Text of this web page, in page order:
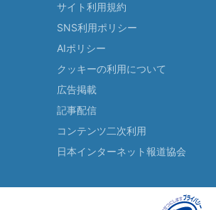
サイト利用規約
SNS利用ポリシー
AIポリシー
クッキーの利用について
広告掲載
記事配信
コンテンツ二次利用
日本インターネット報道協会